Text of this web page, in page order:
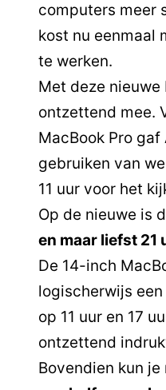
computers meer
kost nu eenmaal
te werken.
Met deze
ontzettend mee.
MacBook Pro gaf
gebruiken van
11 uur voor het
Op de nieuwe is
en maar liefst 21
De 14-inch
logischerwijs
op 11 uur en 17
ontzettend
Bovendien kun